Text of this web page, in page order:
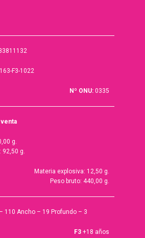
F3-1022
Nº ONU: 0335
g.
92,50 g.
Materia explosiva: 12,50 g.
Peso bruto: 440,00 g.
110 Ancho – 19 Profundo – 3
F3 +18 años